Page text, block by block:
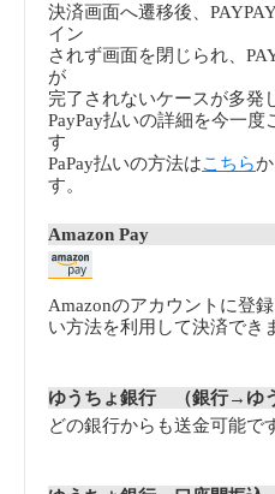
決済画面へ遷移後、
イン
されず画面を閉じられ、
が
完了されないケースが多発
PayPay払いの詳細を今一度
す
PaPay払いの方法はこちら
す。
Amazon Pay
Amazonのアカウントに登
い方法を利用して決済でき
ゆうちょ銀行 （銀行→ゆ
どの銀行からも送金可能で